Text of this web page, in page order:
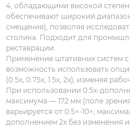
4, обладающими высокой
обеспечивают широкий
смещения), позволяя
столика. Подходит для
реставрации.
Применение штативных систем
возможность использовать
(0.5x, 0.75x, 1.5x, 2x), изменяя
При использовании 0.5x-
максимума — 172 мм (поле
варьируется от 0.5×-10×;
дополнением 2x без изменения